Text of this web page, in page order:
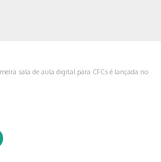
sala de aula digital para CFCs é lançada no